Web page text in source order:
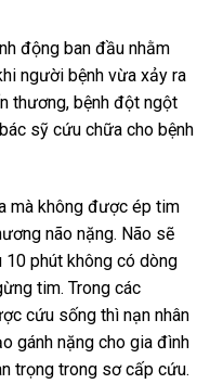
động ban đầu nhằm
người bệnh vừa xảy ra
thương, bệnh đột ngột
sỹ cứu chữa cho bệnh
mà không được ép tim
não nặng. Não sẽ
10 phút không có dòng
tim. Trong các
cứu sống thì nạn nhân
gánh nặng cho gia đình
trọng trong sơ cấp cứu.